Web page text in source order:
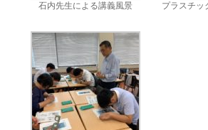
石内先生による講義風景
プラスチッ